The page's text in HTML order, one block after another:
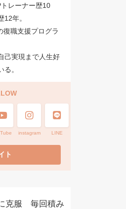
レーナー歴10
12年。
復職支援プログラ
己実現まで人生好
。
instagram LINE
克服 毎回積み